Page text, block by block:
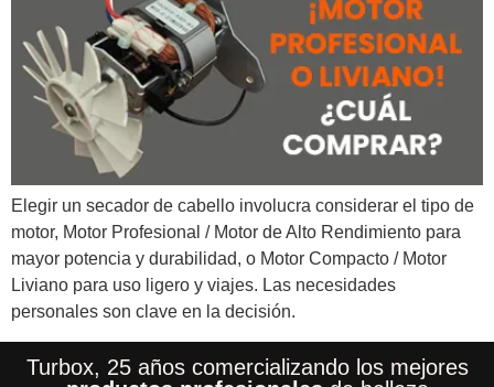
Elegir un secador de cabello involucra considerar el tipo de
motor, Motor Profesional / Motor de Alto Rendimiento para
mayor potencia y durabilidad, o Motor Compacto / Motor
Liviano para uso ligero y viajes. Las necesidades
personales son clave en la decisión.
Turbox, 25 años comercializando los mejores